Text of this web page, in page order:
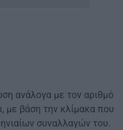
ανάλογα με τον αριθμό
με βάση την κλίμακα που
συναλλαγών του.